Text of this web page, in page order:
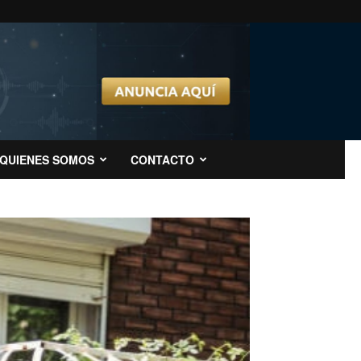
QUIENES SOMOS CONTACTO